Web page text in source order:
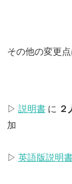
その他の変更
▷ 説明書 に ２
加
▷ 英語版説明